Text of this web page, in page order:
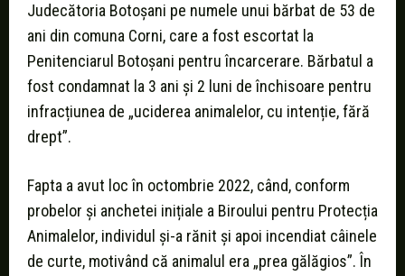
Judecătoria Botoșani pe numele unui bărbat de 53 de
ani din comuna Corni, care a fost escortat la
Penitenciarul Botoșani pentru încarcerare. Bărbatul a
fost condamnat la 3 ani și 2 luni de închisoare pentru
infracțiunea de „uciderea animalelor, cu intenție, fără
drept”.
Fapta a avut loc în octombrie 2022, când, conform
probelor și anchetei inițiale a Biroului pentru Protecția
Animalelor, individul și-a rănit și apoi incendiat câinele
de curte, motivând că animalul era „prea gălăgios”. În